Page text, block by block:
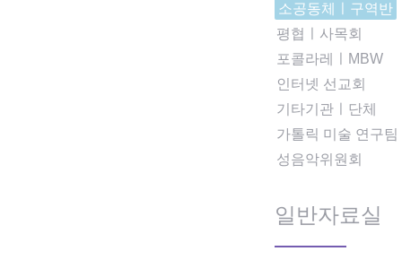
소공동체ㅣ구역반
평협ㅣ사목회
포콜라레ㅣMBW
인터넷 선교회
기타기관ㅣ단체
가톨릭 미술 연구팀
성음악위원회
일반자료실